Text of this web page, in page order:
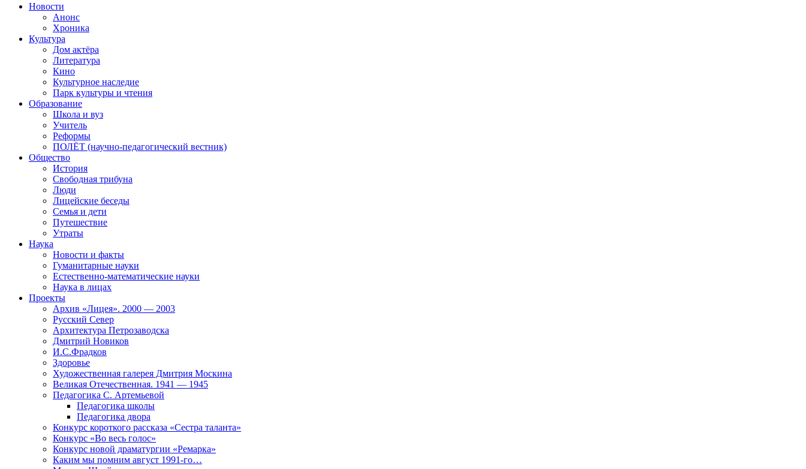
Новости
Анонс
Хроника
Культура
Дом актёра
Литература
Кино
Культурное наследие
Парк культуры и чтения
Образование
Школа и вуз
Учитель
Реформы
ПОЛЁТ (научно-педагогический вестник)
Общество
История
Свободная трибуна
Люди
Лицейские беседы
Семья и дети
Путешествие
Утраты
Наука
Новости и факты
Гуманитарные науки
Естественно-математические науки
Наука в лицах
Проекты
Архив «Лицея». 2000 — 2003
Русский Север
Архитектура Петрозаводска
Дмитрий Новиков
И.С.Фрадков
Здоровье
Художественная галерея Дмитрия Москина
Великая Отечественная. 1941 — 1945
Педагогика С. Артемьевой
Педагогика школы
Педагогика двора
Конкурс короткого рассказа «Сестра таланта»
Конкурс «Во весь голос»
Конкурс новой драматургии «Ремарка»
Каким мы помним август 1991-го…